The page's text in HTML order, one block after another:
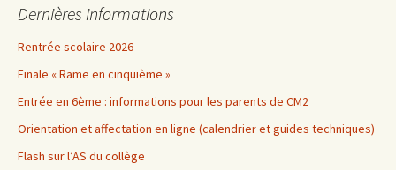
Dernières informations
Rentrée scolaire 2026
Finale « Rame en cinquième »
Entrée en 6ème : informations pour les parents de CM2
Orientation et affectation en ligne (calendrier et guides techniques)
Flash sur l’AS du collège